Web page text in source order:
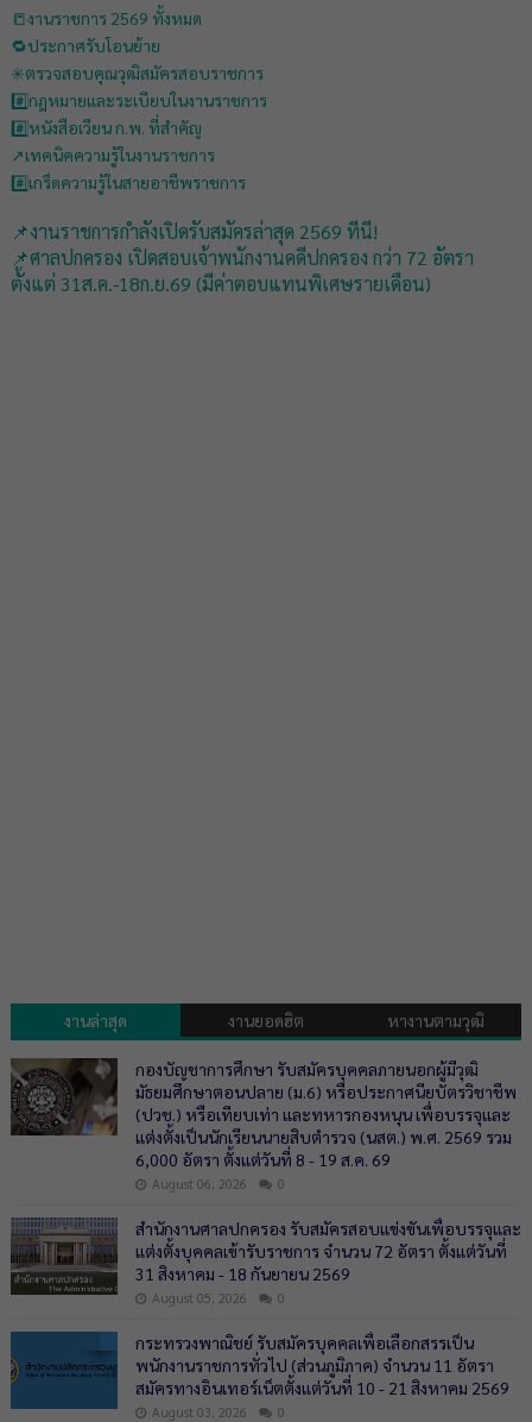
📒งานราชการ 2569 ทั้งหมด
🔁ประกาศรับโอนย้าย
✳️ตรวจสอบคุณวุฒิสมัครสอบราชการ
#️⃣กฎหมายและระเบียบในงานราชการ
#️⃣หนังสือเวียน ก.พ. ที่สำคัญ
↗️เทคนิคความรู้ในงานราชการ
#️⃣เกร็ดความรู้ในสายอาชีพราชการ
📌งานราชการกำลังเปิดรับสมัครล่าสุด 2569 ที่นี่!
📌ศาลปกครอง เปิดสอบเจ้าพนักงานคดีปกครอง กว่า 72 อัตรา
ตั้งแต่ 31ส.ค.-18ก.ย.69 (มีค่าตอบแทนพิเศษรายเดือน)
งานล่าสุด งานยอดฮิต หางานตามวุฒิ
กองบัญชาการศึกษา รับสมัครบุคคลภายนอกผู้มีวุฒิ
มัธยมศึกษาตอนปลาย (ม.6) หรือประกาศนียบัตรวิชาชีพ
(ปวช.) หรือเทียบเท่า และทหารกองหนุน เพื่อบรรจุและ
แต่งตั้งเป็นนักเรียนนายสิบตำรวจ (นสต.) พ.ศ. 2569 รวม
6,000 อัตรา ตั้งแต่วันที่ 8 - 19 ส.ค. 69
August 06, 2026 0
สำนักงานศาลปกครอง รับสมัครสอบแข่งขันเพื่อบรรจุและ
แต่งตั้งบุคคลเข้ารับราชการ จำนวน 72 อัตรา ตั้งแต่วันที่
31 สิงหาคม - 18 กันยายน 2569
August 05, 2026 0
กระทรวงพาณิชย์ รับสมัครบุคคลเพื่อเลือกสรรเป็น
พนักงานราชการทั่วไป (ส่วนภูมิภาค) จำนวน 11 อัตรา
สมัครทางอินเทอร์เน็ตตั้งแต่วันที่ 10 - 21 สิงหาคม 2569
August 03, 2026 0